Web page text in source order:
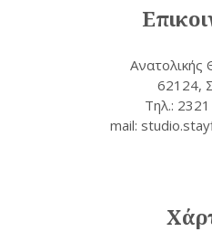
Ανατολικής
62124,
Τηλ.:
mail: